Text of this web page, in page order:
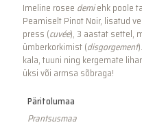
Imeline rosee demiehk poole
Peamiselt Pinot Noir, lisatud
press (cuvée), 3 aastat settel,
ümberkorkimist (disgorgement
kala, tuuni ning kergemate
üksi või armsa sõbraga!
Päritolumaa
Prantsusmaa